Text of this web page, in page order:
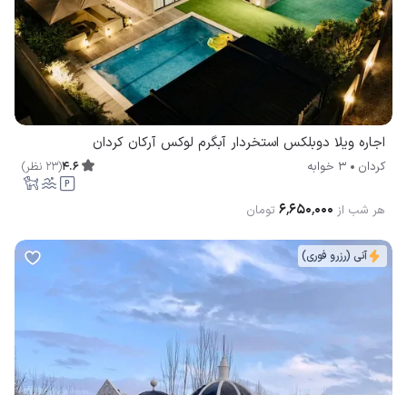
اجاره ویلا دوبلكس استخردار آبگرم لوكس آركان کردان
کردان 3 خوابه 4.6
(
23 نظر)
هر شب از ۶٬۶۵۰٬۰۰۰ تومان
آنی (رزرو فوری)